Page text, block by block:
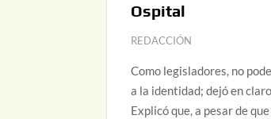
Ospital
REDACCIÓN
Como legisladores, no
a la identidad; dejó en
Explicó que, a pesar de